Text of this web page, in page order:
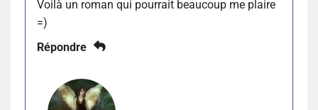
Voilà un roman qui pourrait beaucoup me plaire
=)
Répondre